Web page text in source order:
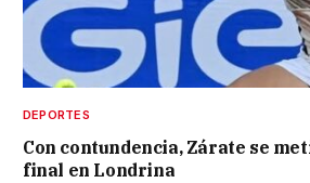
DEPORTES
Con contundencia, Zárate se
final en Londrina